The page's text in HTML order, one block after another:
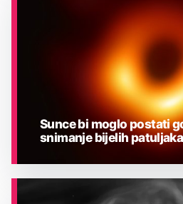
ASTRONOMIJA
Sunce bi moglo postati
snimanje bijelih